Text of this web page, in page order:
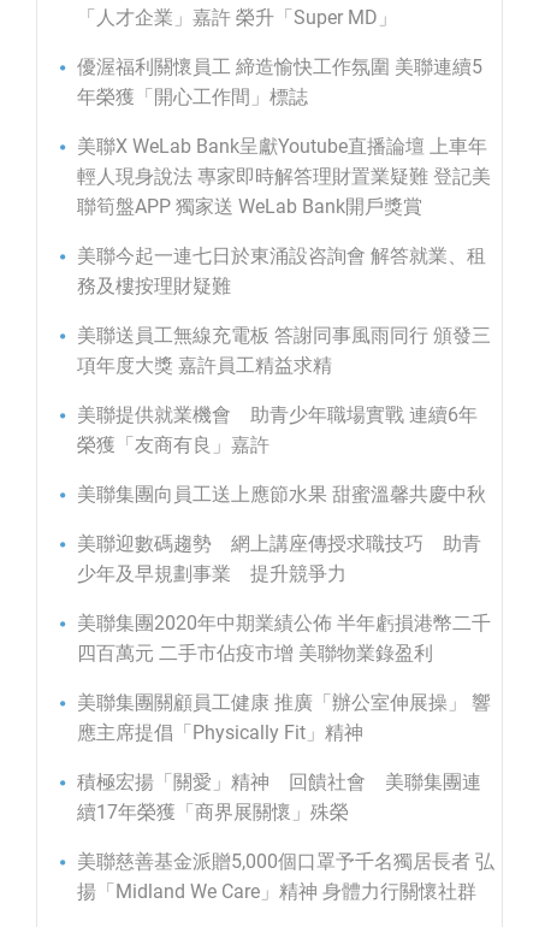
「人才企業」嘉許 榮升「Super MD」
優渥福利關懷員工 締造愉快工作氛圍 美聯連續5
年榮獲「開心工作間」標誌
美聯X WeLab Bank呈獻Youtube直播論壇 上車年
輕人現身說法 專家即時解答理財置業疑難 登記美
聯筍盤APP 獨家送 WeLab Bank開戶獎賞
美聯今起一連七日於東涌設咨詢會 解答就業、租
務及樓按理財疑難
美聯送員工無線充電板 答謝同事風雨同行 頒發三
項年度大獎 嘉許員工精益求精
美聯提供就業機會 助青少年職場實戰 連續6年
榮獲「友商有良」嘉許
美聯集團向員工送上應節水果 甜蜜溫馨共慶中秋
美聯迎數碼趨勢 網上講座傳授求職技巧 助青
少年及早規劃事業 提升競爭力
美聯集團2020年中期業績公佈 半年虧損港幣二千
四百萬元 二手市佔疫市增 美聯物業錄盈利
美聯集團關顧員工健康 推廣「辦公室伸展操」 響
應主席提倡「Physically Fit」精神
積極宏揚「關愛」精神 回饋社會 美聯集團連
續17年榮獲「商界展關懷」殊榮
美聯慈善基金派贈5,000個口罩予千名獨居長者 弘
揚「Midland We Care」精神 身體力行關懷社群